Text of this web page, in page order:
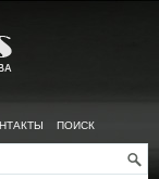
ПОИСК